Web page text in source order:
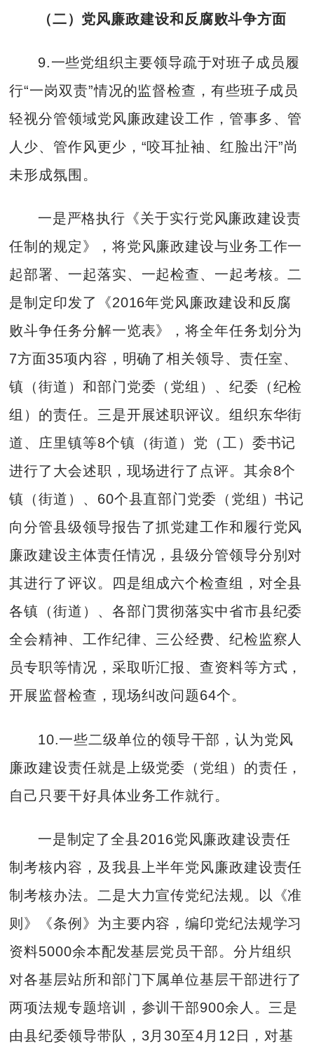
（二）党风廉政建设和反腐败斗争方面
9.一些党组织主要领导疏于对班子成员履
行“一岗双责”情况的监督检查，有些班子成员
轻视分管领域党风廉政建设工作，管事多、管
人少、管作风更少，“咬耳扯袖、红脸出汗”尚
未形成氛围。
一是严格执行《关于实行党风廉政建设责
任制的规定》，将党风廉政建设与业务工作一
起部署、一起落实、一起检查、一起考核。二
是制定印发了《2016年党风廉政建设和反腐
败斗争任务分解一览表》，将全年任务划分为
7方面35项内容，明确了相关领导、责任室、
镇（街道）和部门党委（党组）、纪委（纪检
组）的责任。三是开展述职评议。组织东华街
道、庄里镇等8个镇（街道）党（工）委书记
进行了大会述职，现场进行了点评。其余8个
镇（街道）、60个县直部门党委（党组）书记
向分管县级领导报告了抓党建工作和履行党风
廉政建设主体责任情况，县级分管领导分别对
其进行了评议。四是组成六个检查组，对全县
各镇（街道）、各部门贯彻落实中省市县纪委
全会精神、工作纪律、三公经费、纪检监察人
员专职等情况，采取听汇报、查资料等方式，
开展监督检查，现场纠改问题64个。
10.一些二级单位的领导干部，认为党风
廉政建设责任就是上级党委（党组）的责任，
自己只要干好具体业务工作就行。
一是制定了全县2016党风廉政建设责任
制考核内容，及我县上半年党风廉政建设责任
制考核办法。二是大力宣传党纪法规。以《准
则》《条例》为主要内容，编印党纪法规学习
资料5000余本配发基层党员干部。分片组织
对各基层站所和部门下属单位基层干部进行了
两项法规专题培训，参训干部900余人。三是
由县纪委领导带队，3月30至4月12日，对基